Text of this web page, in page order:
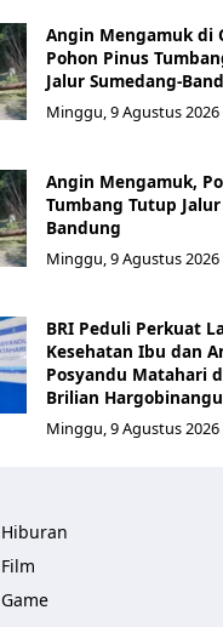
Angin Mengamuk di
Pohon Pinus
Jalur Sumedang-
Minggu, 9 Agustus 2026
Angin Mengamuk,
Tumbang Tutup
Bandung
Minggu, 9 Agustus 2026
BRI Peduli Perkuat
Kesehatan Ibu dan
Posyandu Matahari
Brilian
Minggu, 9 Agustus 2026
Hiburan
Film
Game